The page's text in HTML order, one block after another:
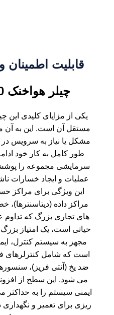
قابلیت
چیلر هواخنک 20 تن اسکرال
یکی از مزایای کلیدی این
مستقل آن است. این به آن
مشکل یا نیاز به سرویس در
سرمایشی مجموعه را
عملیات و ایجاد خسارات
این ویژگی برای مراکز
مراکز داده
های تجاری بزرگ که تداوم
حیاتی است، یک امتیاز
مجهز به سیستم کنترل،
است که شامل کنترلرهای
ضد یخ (آنتی فریز)،
ایمنی سیستم را به حداکثر
ریزی برای تعمیر و نگهداری